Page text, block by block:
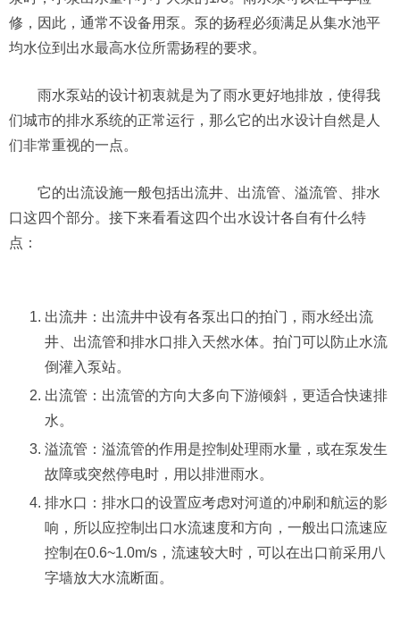
修，因此，通常不设备用泵。泵的扬程必须满足从集水池平
均水位到出水最高水位所需扬程的要求。
雨水泵站的设计初衷就是为了雨水更好地排放，使得我
们城市的排水系统的正常运行，那么它的出水设计自然是人
们非常重视的一点。
它的出流设施一般包括出流井、出流管、溢流管、排水
口这四个部分。接下来看看这四个出水设计各自有什么特
点：
出流井：出流井中设有各泵出口的拍门，雨水经出流
井、出流管和排水口排入天然水体。拍门可以防止水流
倒灌入泵站。
出流管：出流管的方向大多向下游倾斜，更适合快速排
水。
溢流管：溢流管的作用是控制处理雨水量，或在泵发生
故障或突然停电时，用以排泄雨水。
排水口：排水口的设置应考虑对河道的冲刷和航运的影
响，所以应控制出口水流速度和方向，一般出口流速应
控制在0.6~1.0m/s，流速较大时，可以在出口前采用八
字墙放大水流断面。